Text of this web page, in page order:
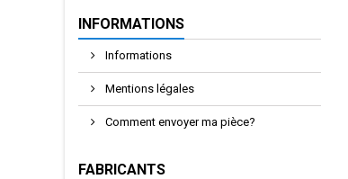
INFORMATIONS
Informations
Mentions légales
Comment envoyer ma pièce?
FABRICANTS